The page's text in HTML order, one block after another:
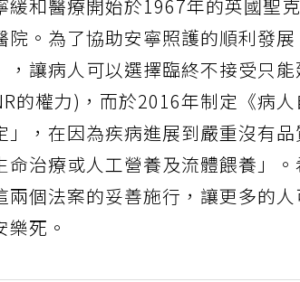
緩和醫療開始於1967年的英國聖
院。為了協助安寧照護的順利發
，讓病人可以選擇臨終不接受只
的權力)，而於2016年制定《病
」，在因為疾病進展到嚴重沒有
命治療或人工營養及流體餵養」
兩個法案的妥善施行，讓更多的
死。